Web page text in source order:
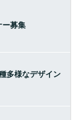
ー募集
多様なデザイン